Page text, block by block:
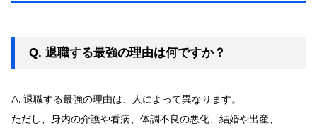
しょう。
Q. 退職する最強の理由は何ですか？
A. 退職する最強の理由は、人によって異なります。
ただし、身内の介護や看病、体調不良の悪化、結婚や出産、